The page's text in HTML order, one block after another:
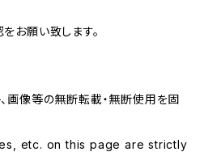
お願い致します。
画像等の無断転載・無断使用を固
etc. on this page are strictly